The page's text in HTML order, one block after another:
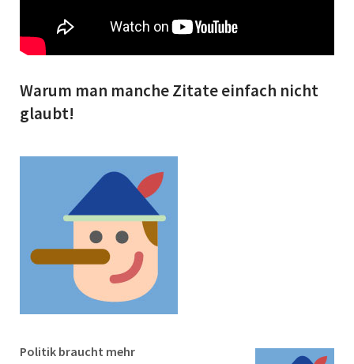
Warum man manche Zitate einfach nicht
glaubt!
Politik braucht mehr